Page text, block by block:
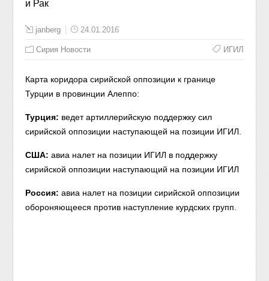
janberg 24.01.2016
Сирия Новости ИГИЛ
Карта коридора сирийской оппозиции к границе
Турции в провинции Алеппо:
Турция: ведет артиллерийскую поддержку сил
сирийской оппозиции наступающей на позиции ИГИЛ.
США: авиа налет на позиции ИГИЛ в поддержку
сирийской оппозиции наступающий на позиции ИГИЛ
Россия:авиа налет на позиции сирийской оппозиции
обороняющееся против наступление курдских групп.